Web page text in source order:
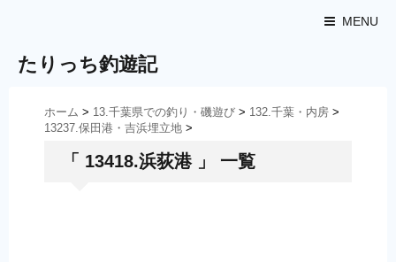
MENU
たりっち釣遊記
ホーム > 13.千葉県での釣り・磯遊び > 132.千葉・内房 >
13237.保田港・吉浜埋立地 >
「 13418.浜荻港 」 一覧